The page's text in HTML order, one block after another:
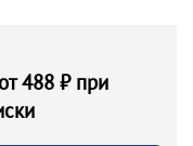
488 ₽ при